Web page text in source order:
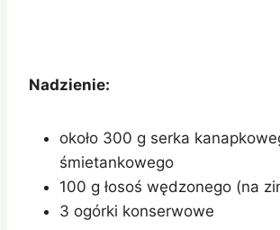
Nadzienie:
około 300 g serka
śmietankowego
100 g łosoś wędzonego (na
3 ogórki konserwowe